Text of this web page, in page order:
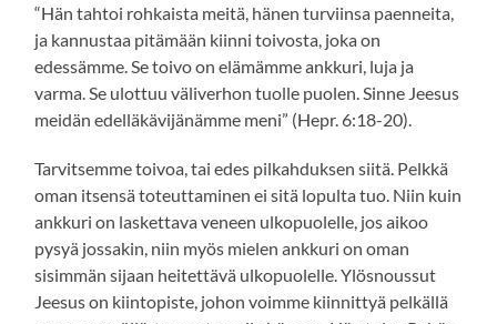
“Hän tahtoi rohkaista meitä, hänen turviinsa paenneita,
ja kannustaa pitämään kiinni toivosta, joka on
edessämme. Se toivo on elämämme ankkuri, luja ja
varma. Se ulottuu väliverhon tuolle puolen. Sinne Jeesus
meidän edelläkävijänämme meni” (Hepr. 6:18-20).
Tarvitsemme toivoa, tai edes pilkahduksen siitä. Pelkkä
oman itsensä toteuttaminen ei sitä lopulta tuo. Niin kuin
ankkuri on laskettava veneen ulkopuolelle, jos aikoo
pysyä jossakin, niin myös mielen ankkuri on oman
sisimmän sijaan heitettävä ulkopuolelle. Ylösnoussut
Jeesus on kiintopiste, johon voimme kiinnittyä pelkällä